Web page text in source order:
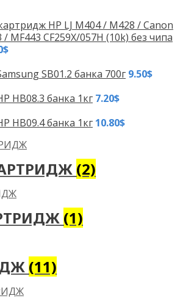
HP LJ M404 / M428 / Canon
/ MF443 CF259X/057H (10k) без чипа
$
SB01.2 банка 700г 9.50$
HB08.3 банка 1кг 7.20$
HB09.4 банка 1кг 10.80$
(2)
(1)
(11)